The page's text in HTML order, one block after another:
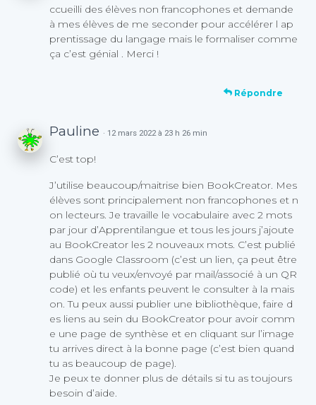
ccueilli des élèves non francophones et demande
à mes élèves de me seconder pour accélérer l ap
prentissage du langage mais le formaliser comme
ça c’est génial . Merci !
Répondre
Pauline · 12 mars 2022 à 23 h 26 min
C’est top!
J’utilise beaucoup/maitrise bien BookCreator. Mes
élèves sont principalement non francophones et n
on lecteurs. Je travaille le vocabulaire avec 2 mots
par jour d’Apprentilangue et tous les jours j’ajoute
au BookCreator les 2 nouveaux mots. C’est publié
dans Google Classroom (c’est un lien, ça peut être
publié où tu veux/envoyé par mail/associé à un QR
code) et les enfants peuvent le consulter à la mais
on. Tu peux aussi publier une bibliothèque, faire d
es liens au sein du BookCreator pour avoir comm
e une page de synthèse et en cliquant sur l’image
tu arrives direct à la bonne page (c’est bien quand
tu as beaucoup de page).
Je peux te donner plus de détails si tu as toujours
besoin d’aide.